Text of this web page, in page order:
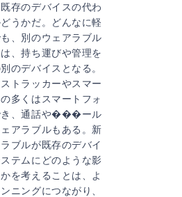
存のデバイスの代わ
うかだ。どんなに軽
、別のウェアラブル
、持ち運びや管理を
のデバイスとなる。
トラッカーやスマー
多くはスマートフォ
き、通話や���ール
アラブルもある。新
ブルが既存のデバイ
テムにどのような影
を考えることは、よ
ニングにつながり、